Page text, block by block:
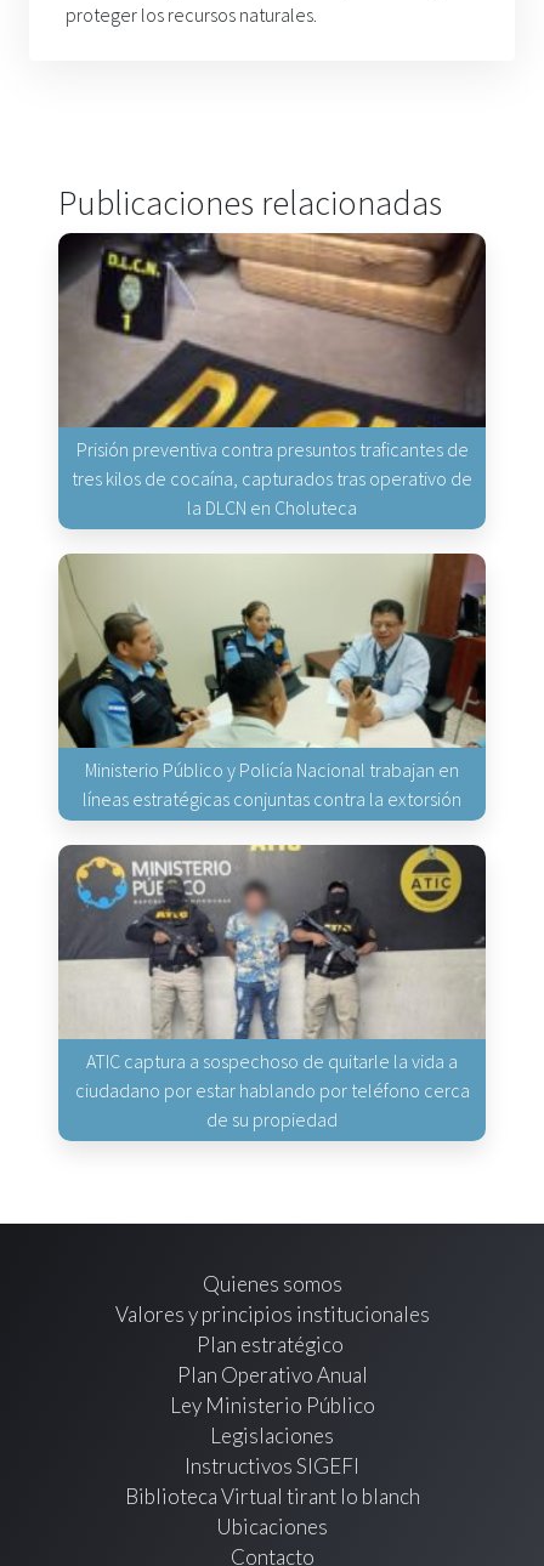
proteger los recursos naturales.
Publicaciones relacionadas
Prisión preventiva contra presuntos traficantes de
tres kilos de cocaína, capturados tras operativo de
la DLCN en Choluteca
Ministerio Público y Policía Nacional trabajan en
líneas estratégicas conjuntas contra la extorsión
ATIC captura a sospechoso de quitarle la vida a
ciudadano por estar hablando por teléfono cerca
de su propiedad
Quienes somos
Valores y principios institucionales
Plan estratégico
Plan Operativo Anual
Ley Ministerio Público
Legislaciones
Instructivos SIGEFI
Biblioteca Virtual tirant lo blanch
Ubicaciones
Contacto